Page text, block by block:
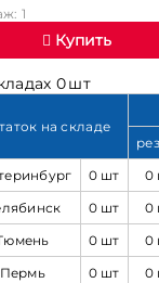
1
Купить
0 шт
на складе
0 шт
0
0 шт
0
0 шт
0
Пермь
0 шт
0